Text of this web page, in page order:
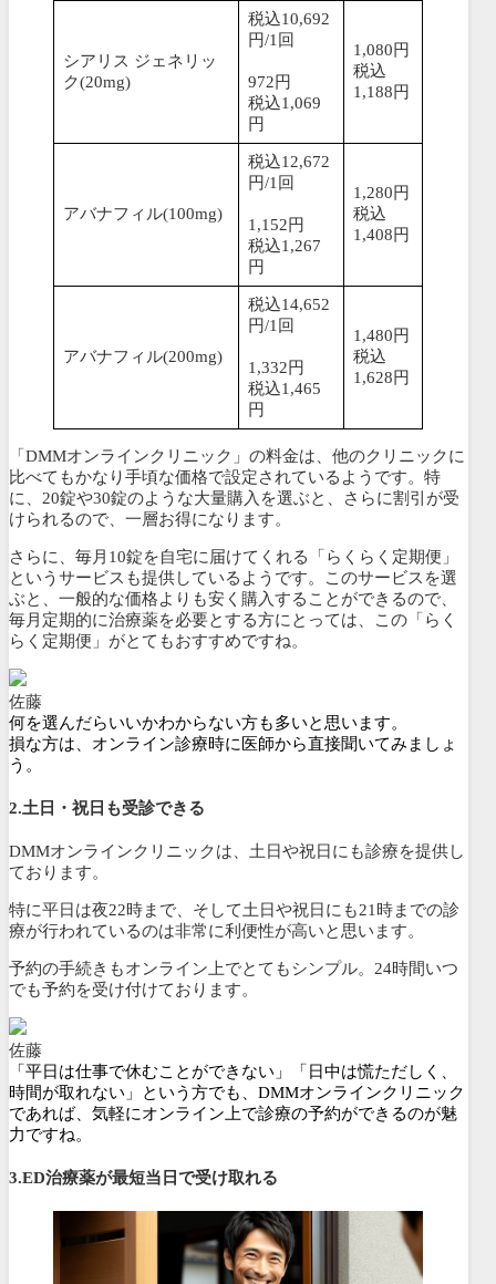
シアリス ジェネリッ
ク(20mg)
税込10,692
円/1回
972円
税込1,069
円
1,080円
税込
1,188円
アバナフィル(100mg)
税込12,672
円/1回
1,152円
税込1,267
円
1,280円
税込
1,408円
アバナフィル(200mg)
税込14,652
円/1回
1,332円
税込1,465
円
1,480円
税込
1,628円
「DMMオンラインクリニック」の料金は、他のクリニックに
比べてもかなり手頃な価格で設定されているようです。特
に、20錠や30錠のような大量購入を選ぶと、さらに割引が受
けられるので、一層お得になります。
さらに、毎月10錠を自宅に届けてくれる「 らくらく定期便 」
というサービスも提供しているようです。このサービスを選
ぶと、 一般的な価格よりも安く購入することができるので、
毎月定期的に治療薬を必要とする方にとっては、この「らく
らく定期便」がとてもおすすめですね。
佐藤
何を選んだらいいかわからない方も多いと思います。
損な方は、オンライン診療時に医師から直接聞いてみましょ
う。
2.土日・祝日も受診できる
DMMオンラインクリニックは、土日や祝日にも診療を提供し
ております。
特に平日は夜22時まで、そして土日や祝日にも21時までの診
療が行われているのは非常に利便性が高いと思います。
予約の手続きもオンライン上でとてもシンプル。 24時間いつ
でも予約を受け付けております。
佐藤
「平日は仕事で休むことができない」「日中は慌ただしく、
時間が取れない」という方でも、DMMオンラインクリニック
であれば、気軽にオンライン上で診療の予約ができるのが魅
力ですね。
3.ED治療薬が最短当日で受け取れる